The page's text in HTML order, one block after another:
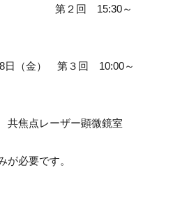
15:30～
日（金） 第３回 10:00～
点レーザー顕微鏡室
が必要です。